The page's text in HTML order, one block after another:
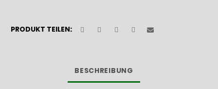
PRODUKT TEILEN:
BESCHREIBUNG